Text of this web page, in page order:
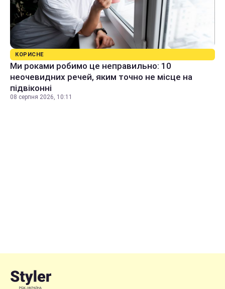
КОРИСНЕ
Ми роками робимо це неправильно: 10
неочевидних речей, яким точно не місце на
підвіконні
08 серпня 2026, 10:11